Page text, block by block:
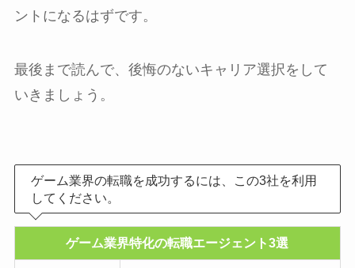
ントになるはずです。
最後まで読んで、後悔のないキャリア選択をして
いきましょう。
ゲーム業界の転職を成功するには、この3社を利用
してください。
ゲーム業界特化の転職エージェント3選